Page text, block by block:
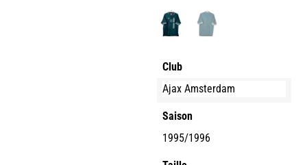
Club
Ajax Amsterdam
Saison
1995/1996